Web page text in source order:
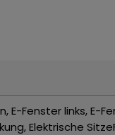
E-Fenster links, E-
Elektrische Sitze